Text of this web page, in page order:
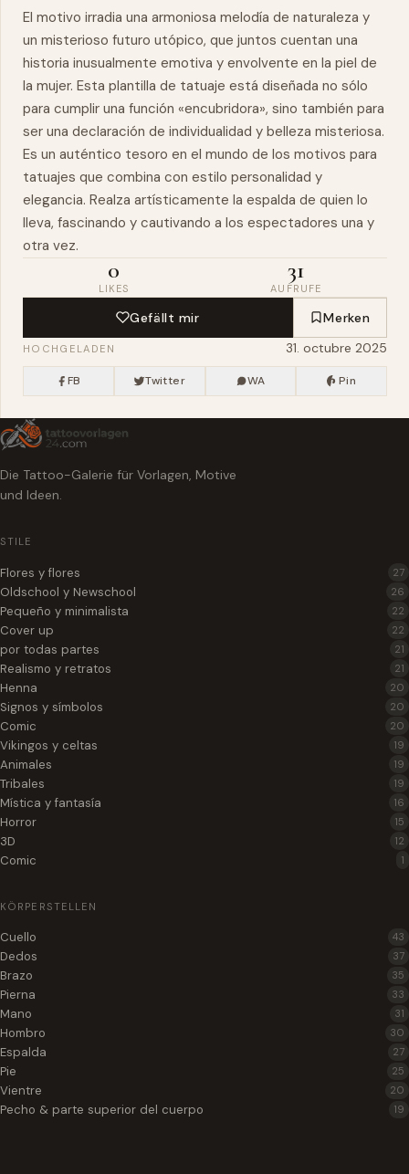
El motivo irradia una armoniosa melodía de naturaleza y
un misterioso futuro utópico, que juntos cuentan una
historia inusualmente emotiva y envolvente en la piel de
la mujer. Esta plantilla de tatuaje está diseñada no sólo
para cumplir una función «encubridora», sino también para
ser una declaración de individualidad y belleza misteriosa.
Es un auténtico tesoro en el mundo de los motivos para
tatuajes que combina con estilo personalidad y
elegancia. Realza artísticamente la espalda de quien lo
lleva, fascinando y cautivando a los espectadores una y
otra vez.
0
LIKES
31
AUFRUFE
Gefällt mir Merken
HOCHGELADEN 31. octubre 2025
FB Twitter WA Pin
Die Tattoo-Galerie für Vorlagen, Motive
und Ideen.
STILE
Flores y flores 27
Oldschool y Newschool 26
Pequeño y minimalista 22
Cover up 22
por todas partes 21
Realismo y retratos 21
Henna 20
Signos y símbolos 20
Comic 20
Vikingos y celtas 19
Animales 19
Tribales 19
Mística y fantasía 16
Horror 15
3D 12
Comic 1
KÖRPERSTELLEN
Cuello 43
Dedos 37
Brazo 35
Pierna 33
Mano 31
Hombro 30
Espalda 27
Pie 25
Vientre 20
Pecho & parte superior del cuerpo 19